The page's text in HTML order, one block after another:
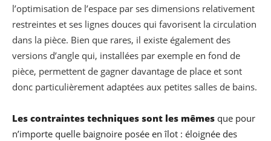
l’optimisation de l’espace par ses dimensions relativement
restreintes et ses lignes douces qui favorisent la circulation
dans la pièce. Bien que rares, il existe également des
versions d’angle qui, installées par exemple en fond de
pièce, permettent de gagner davantage de place et sont
donc particulièrement adaptées aux petites salles de bains.
Les contraintes techniques sont les mêmes que pour
n’importe quelle baignoire posée en îlot : éloignée des